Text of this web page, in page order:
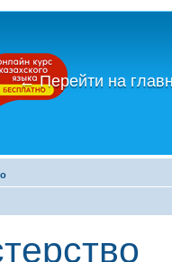
←Перейти на